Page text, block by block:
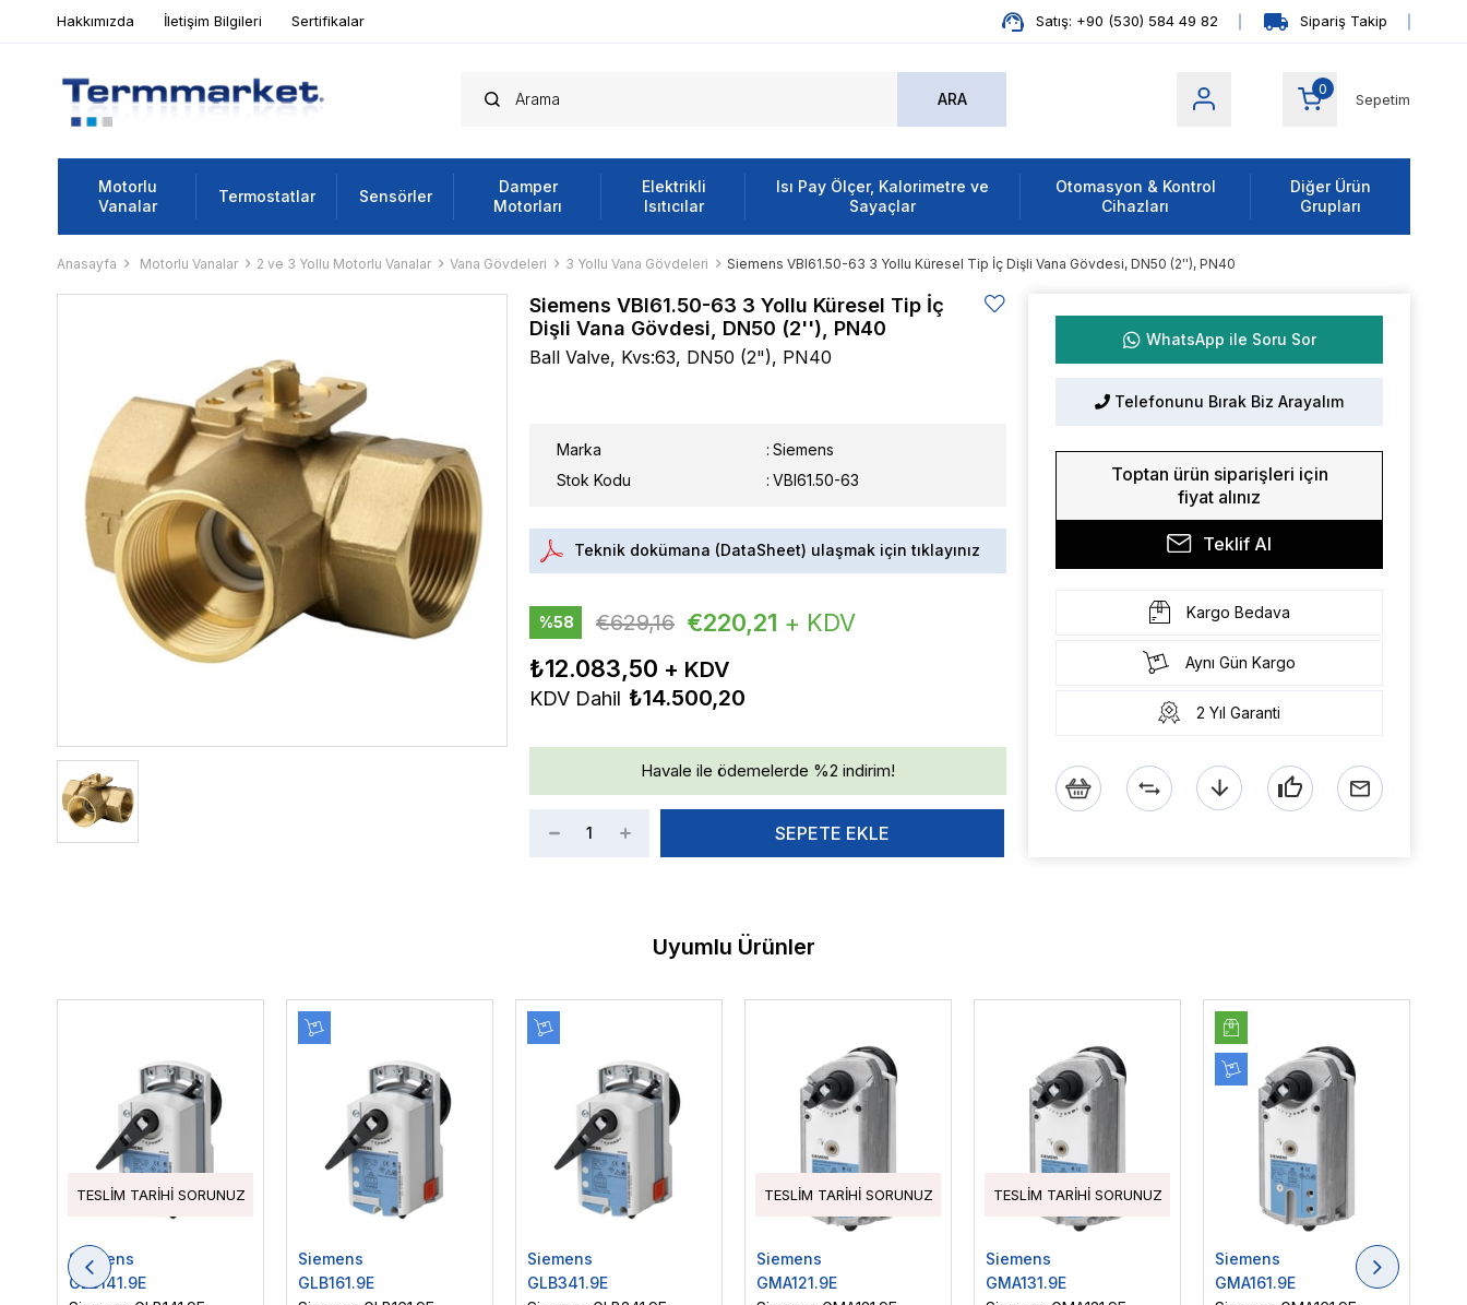
Hakkımızda İletişim Bilgileri Sertifikalar Satış: +90 (530) 584 49 82 Sipariş Takip
Sepetim
0
Motorlu
Vanalar
Termostatlar Sensörler
Damper
Motorları
Elektrikli
Isıtıcılar
Isı Pay Ölçer, Kalorimetre ve
Sayaçlar
Otomasyon & Kontrol
Cihazları
Diğer Ürün
Grupları
Anasayfa Motorlu Vanalar 2 ve 3 Yollu Motorlu Vanalar Vana Gövdeleri 3 Yollu Vana Gövdeleri Siemens VBI61.50-63 3 Yollu Küresel Tip İç Dişli Vana Gövdesi, DN50 (2''), PN40
Siemens VBI61.50-63 3 Yollu Küresel Tip İç
Dişli Vana Gövdesi, DN50 (2''), PN40
Ball Valve, Kvs:63, DN50 (2"), PN40
Marka : Siemens
Stok Kodu
VBI61.50-63
Teknik dokümana (DataSheet) ulaşmak için tıklayınız
%58
€629,16 €220,21 + KDV
₺12.083,50
KDV Dahil ₺14.500,20
Havale ile ödemelerde %2 indirim!
WhatsApp ile Soru Sor
Telefonunu Bırak Biz Arayalım
Toptan ürün siparişleri için
fiyat alınız
Teklif Al
Kargo Bedava
Aynı Gün Kargo
2 Yıl Garanti
Uyumlu Ürünler
TESLIM TARIHI SORUNUZ
Siemens
GLB141.9E
Siemens
GLB161.9E
Siemens
GLB341.9E
TESLIM TARIHI SORUNUZ
Siemens
GMA121.9E
TESLIM TARIHI SORUNUZ
Siemens
GMA131.9E
Siemens
GMA161.9E